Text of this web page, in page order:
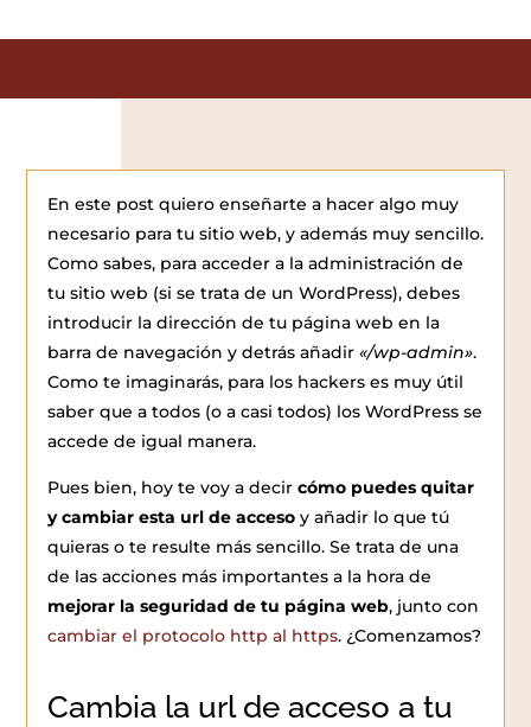
En este post quiero enseñarte a hacer algo muy
necesario para tu sitio web, y además muy sencillo.
Como sabes, para acceder a la administración de
tu sitio web (si se trata de un WordPress), debes
introducir la dirección de tu página web en la
barra de navegación y detrás añadir «/wp-admin».
Como te imaginarás, para los hackers es muy útil
saber que a todos (o a casi todos) los WordPress se
accede de igual manera.
Pues bien, hoy te voy a decir cómo puedes quitar
y cambiar esta url de accesoy añadir lo que tú
quieras o te resulte más sencillo. Se trata de una
de las acciones más importantes a la hora de
mejorar la seguridad de tu página web, junto con
cambiar el protocolo http al https. ¿Comenzamos?
Cambia la url de acceso a tu